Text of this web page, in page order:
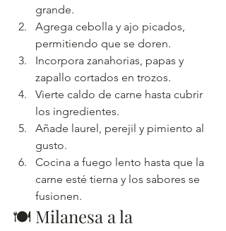
grande.
Agrega cebolla y ajo picados,
permitiendo que se doren.
Incorpora zanahorias, papas y
zapallo cortados en trozos.
Vierte caldo de carne hasta cubrir
los ingredientes.
Añade laurel, perejil y pimiento al
gusto.
Cocina a fuego lento hasta que la
carne esté tierna y los sabores se
fusionen.
🍽️ Milanesa a la